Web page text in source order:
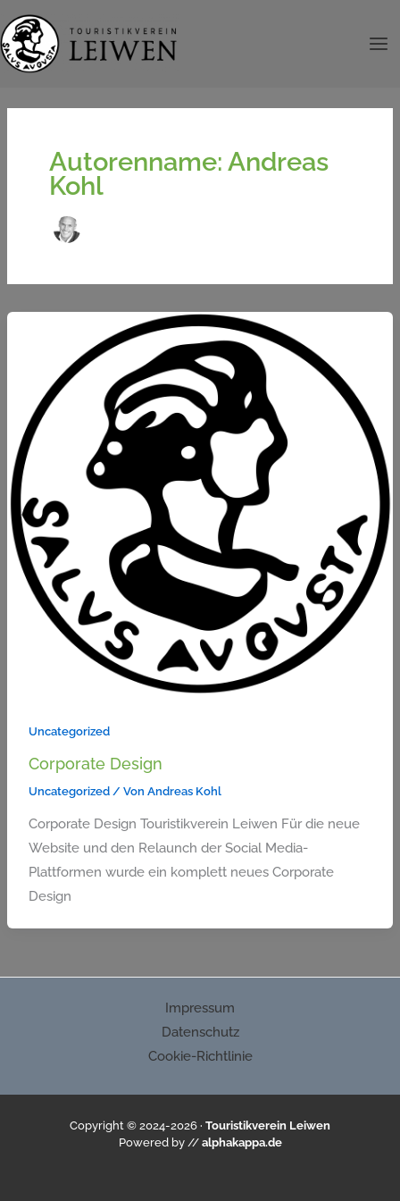
Zum
Inhalt
springen
Autorenname: Andreas
Kohl
Uncategorized
Corporate Design
Uncategorized/ Von Andreas Kohl
Corporate Design Touristikverein Leiwen Für die neue
Website und den Relaunch der Social Media-
Plattformen wurde ein komplett neues Corporate
Design
Impressum
Datenschutz
Cookie-Richtlinie
Copyright © 2024-2026 · Touristikverein Leiwen
Powered by // alphakappa.de